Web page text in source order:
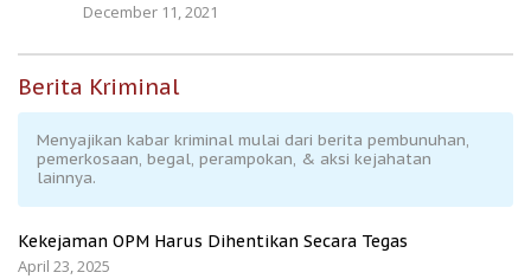
December 11, 2021
Berita Kriminal
Menyajikan kabar kriminal mulai dari berita pembunuhan,
pemerkosaan, begal, perampokan, & aksi kejahatan
lainnya.
Kekejaman OPM Harus Dihentikan Secara Tegas
April 23, 2025